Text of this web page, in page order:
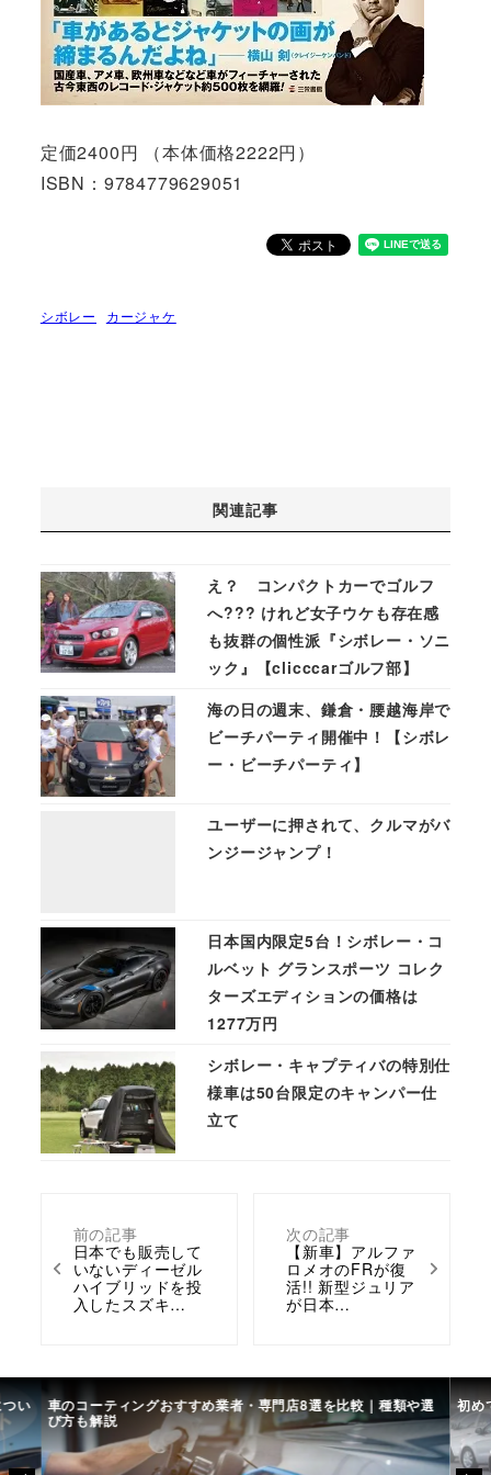
定価2400円 （本体価格2222円）
ISBN：9784779629051
シボレー カージャケ
前の記事
日本でも販売して
いないディーゼル
ハイブリッドを投
入したスズキ…
次の記事
【新車】アルファ
ロメオのFRが復
活!! 新型ジュリア
が日本…
関連記事
え？ コンパクトカーでゴルフ
へ??? けれど女子ウケも存在感
も抜群の個性派『シボレー・ソニ
ック』【clicccarゴルフ部】
海の日の週末、鎌倉・腰越海岸で
ビーチパーティ開催中！【シボレ
ー・ビーチパーティ】
ユーザーに押されて、クルマがバ
ンジージャンプ！
日本国内限定5台！シボレー・コ
ルベット グランスポーツ コレク
ターズエディションの価格は
1277万円
シボレー・キャプティバの特別仕
様車は50台限定のキャンパー仕
立て
い 車のコーティングおすすめ業者・専門店8選を比較｜種類や選
び方も解説
初め